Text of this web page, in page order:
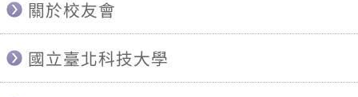
關於校友會
國立臺北科技大學